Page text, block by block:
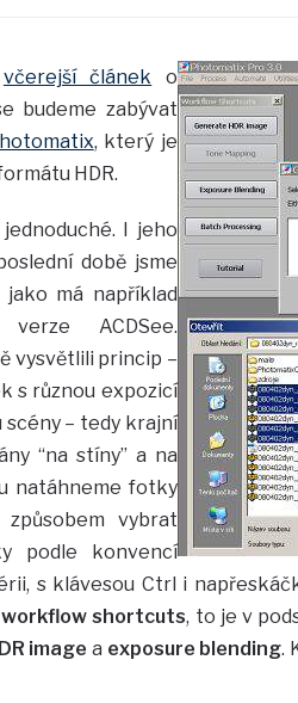
včerejší článek o
budeme zabývat
, který je
HDR.
I jeho
době jsme
jako má například
ACDSee.
vysvětlili princip –
s různou expozicí
scény – tedy krajní
“na stíny” a na
natáhneme fotky
vybrat
podle konvencí
s klávesou Ctrl i
workflow shortcuts, to je v
image a exposure blending.